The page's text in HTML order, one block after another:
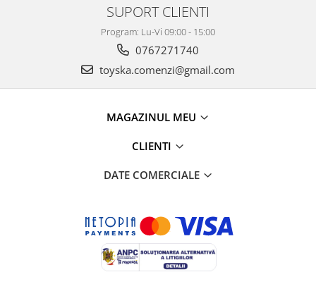
SUPORT CLIENTI
Program: Lu-Vi 09:00 - 15:00
0767271740
toyska.comenzi@gmail.com
MAGAZINUL MEU
CLIENTI
DATE COMERCIALE